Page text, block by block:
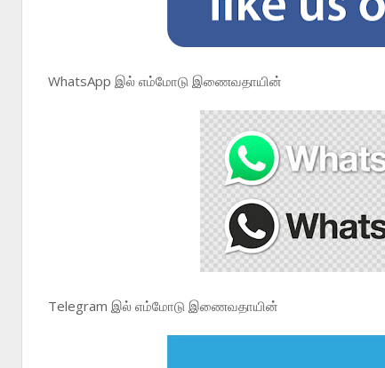
WhatsApp இல் எம்மோடு இணைவதாயின்
Telegram இல் எம்மோடு இணைவதாயின்